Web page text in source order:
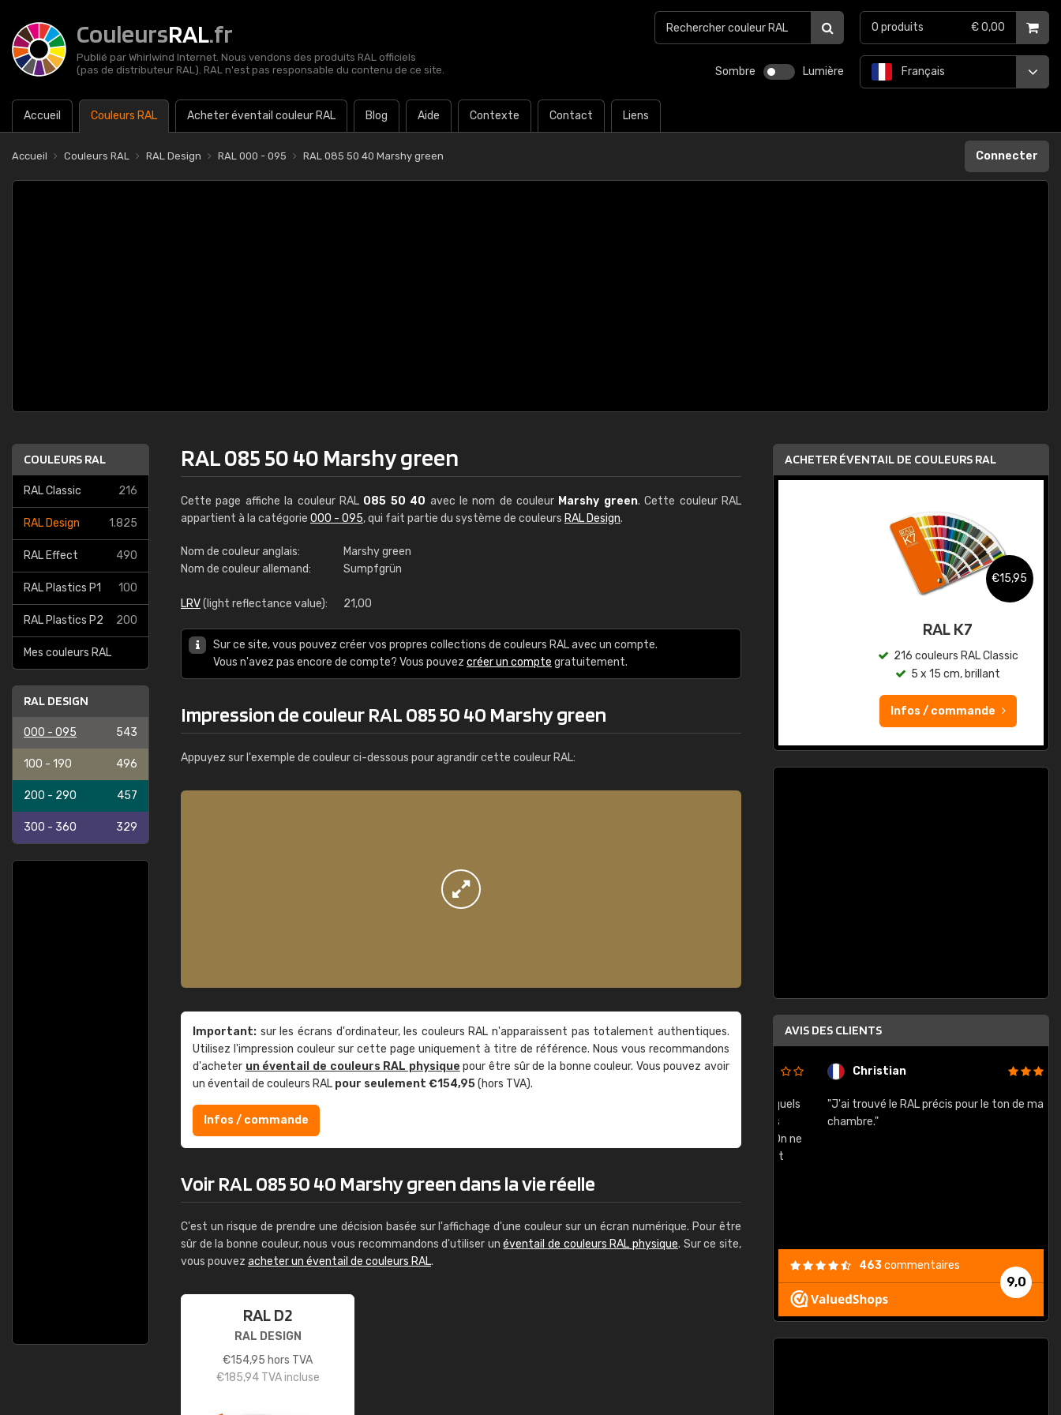
CouleursRAL.fr
Publié par Whirlwind Internet. Nous vendons des produits RAL officiels
(pas de distributeur RAL). RAL n'est pas responsable du contenu de ce site.
Sombre Lumière
Accueil Couleurs RAL Acheter éventail couleur RAL Blog Aide Contexte Contact Liens
Français
0 produits € 0,00
Accueil Couleurs RAL RAL Design RAL 000 - 095 RAL 085 50 40 Marshy green Connecter
COULEURS RAL
RAL Classic 216
RAL Design 1.825
RAL Effect 490
RAL Plastics P1 100
RAL Plastics P2 200
Mes couleurs RAL
RAL DESIGN
000 - 095 543
100 - 190 496
200 - 290 457
300 - 360 329
RAL 085 50 40 Marshy green
Cette page affiche la couleur RAL 085 50 40 avec le nom de couleur Marshy green. Cette couleur RAL
appartient à la catégorie 000 - 095, qui fait partie du système de couleurs RAL Design.
Nom de couleur anglais:
Marshy green
Nom de couleur allemand:
Sumpfgrün
LRV(light reflectance value): 21,00
Sur ce site, vous pouvez créer vos propres collections de couleurs RAL avec un compte.
Vous n'avez pas encore de compte? Vous pouvez créer un compte gratuitement.
Impression de couleur RAL 085 50 40 Marshy green
Appuyez sur l'exemple de couleur ci-dessous pour agrandir cette couleur RAL:
Important: sur les écrans d'ordinateur, les couleurs RAL n'apparaissent pas totalement authentiques.
Utilisez l'impression couleur sur cette page uniquement à titre de référence. Nous vous recommandons
d'acheter un éventail de couleurs RAL physique pour être sûr de la bonne couleur. Vous pouvez avoir
un éventail de couleurs RAL pour seulement €154,95(hors TVA).
Infos / commande
Voir RAL 085 50 40 Marshy green dans la vie réelle
C'est un risque de prendre une décision basée sur l'affichage d'une couleur sur un écran numérique. Pour être
sûr de la bonne couleur, nous vous recommandons d'utiliser unéventail de couleurs RAL physique. Sur ce site,
vous pouvez acheter un éventail de couleurs RAL.
RAL D2
RAL DESIGN
€154,95 hors TVA
€185,94TVA incluse
ACHETER ÉVENTAIL DE COULEURS RAL
RAL K7 à base d'eau
216 couleurs RAL Classic
Infos / commande
€15,95
RAL K7
216 couleurs RAL Classic
5 x 15 cm, brillant
Infos / commande
AVIS DES CLIENTS
Guillaume Euvrard Christian
"J'ai trouvé le RAL précis pour le ton de ma
chambre."
9,0
463commentaires